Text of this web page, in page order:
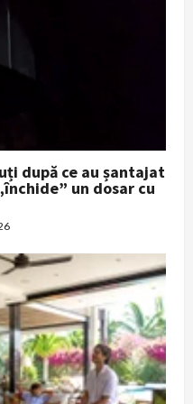
după ce au șantajat
un dosar cu